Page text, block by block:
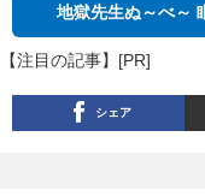
地獄先生ぬ～べ～
【注目の記事】[PR]
シェア